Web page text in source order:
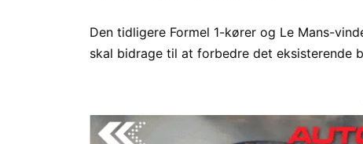
Den tidligere Formel 1-kører og Le Mans-
skal bidrage til at forbedre det eksisterende